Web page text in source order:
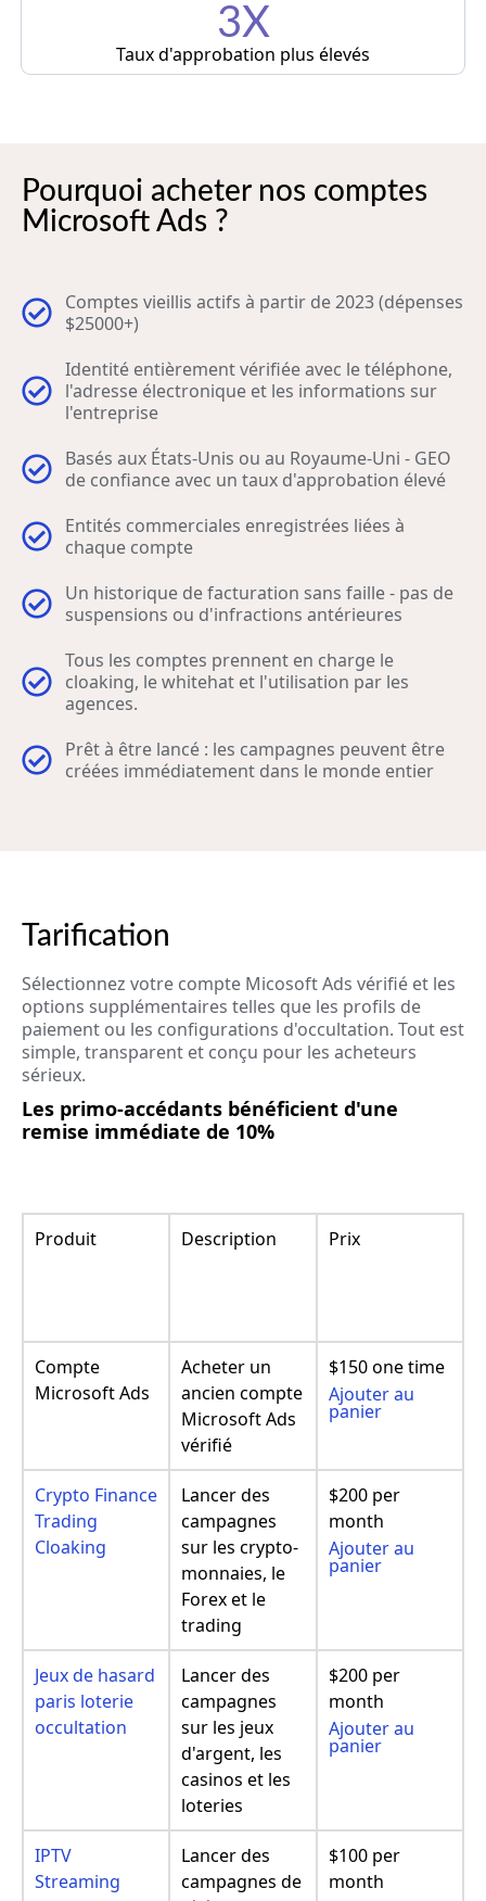
3X
Taux d'approbation plus élevés
Pourquoi acheter nos comptes
Microsoft Ads ?
Comptes vieillis actifs à partir de 2023 (dépenses
$25000+)
Identité entièrement vérifiée avec le téléphone,
l'adresse électronique et les informations sur
l'entreprise
Basés aux États-Unis ou au Royaume-Uni - GEO
de confiance avec un taux d'approbation élevé
Entités commerciales enregistrées liées à
chaque compte
Un historique de facturation sans faille - pas de
suspensions ou d'infractions antérieures
Tous les comptes prennent en charge le
cloaking, le whitehat et l'utilisation par les
agences.
Prêt à être lancé : les campagnes peuvent être
créées immédiatement dans le monde entier
Tarification
Sélectionnez votre compte Micosoft Ads vérifié et les
options supplémentaires telles que les profils de
paiement ou les configurations d'occultation. Tout est
simple, transparent et conçu pour les acheteurs
sérieux.
Les primo-accédants bénéficient d'une
remise immédiate de 10%
Produit Description Prix
Compte
Microsoft Ads
Acheter un
ancien compte
Microsoft Ads
vérifié
$150 one time
Ajouter au
panier
Crypto Finance
Trading
Cloaking
Lancer des
campagnes
sur les crypto-
monnaies, le
Forex et le
trading
$200 per
month
Ajouter au
panier
Jeux de hasard
paris loterie
occultation
Lancer des
campagnes
sur les jeux
d'argent, les
casinos et les
loteries
$200 per
month
Ajouter au
panier
IPTV
Streaming
Lancer des
campagnes de
$100 per
month